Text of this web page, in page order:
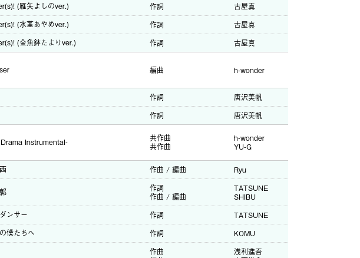
(雁矢よしのver.) 作詞
古屋真
(水茎あやめver.) 作詞
古屋真
(金魚鉢たよりver.) 作詞 古屋真
編曲 h-wonder
作詞
唐沢美帆
作詞 唐沢美帆
Instrumental- 共作曲
h-wonder
共作曲
YU-G
作曲 / 編曲 Ryu
作詞
TATSUNE
作曲 / 編曲
SHIBU
ンサー 作詞
TATSUNE
僕たちへ 作詞 KOMU
作曲
浅利進吾